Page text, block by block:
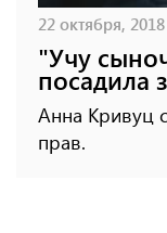
22 октября,
"Учу
посадила
Анна Кривуц
прав.